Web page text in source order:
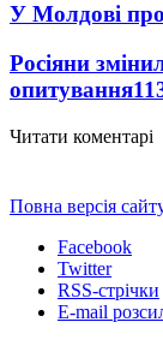
У Молдові
Росіяни
опитування
Читати коментарі
Повна версія
Facebook
Twitter
RSS-стрічки
E-mail